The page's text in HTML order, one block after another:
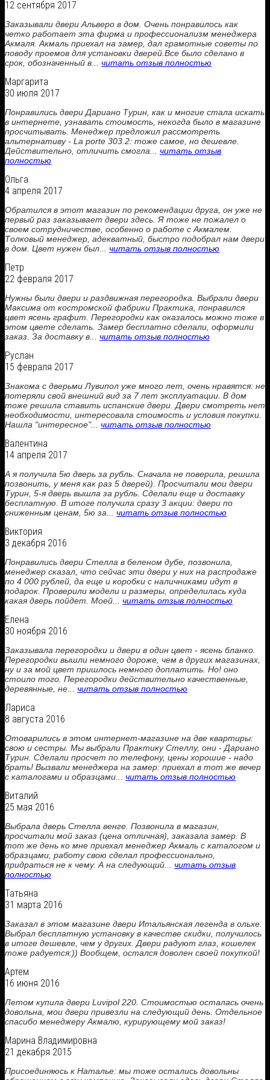
12 сентября 2017
Заказывали двери Альверо в дом. Очень понравилось как
четко работает эта фирма и профессионализм менеджера
Акмаля. Акмаль приехал на замер, дал грамотные советы по
поводу проемов для установки дверей.Все было сделано в
срок, обозначенный в... читать отзыв полностью
Маргарита
30 июля 2017
Понравились двери Дариано Турин, как и многие стала искать
в интернете, узнавать стоимость, некогда было в магазине
просчитывать. Менеджер предложил рассмотреть
альтернативу - La porte 303.2: тоже самое, но дешевле.
Действительно, отличить смогла... читать отзыв
полностью
Ольга
4 апреля 2017
Обратился в этот магазин по рекомендации друга, он уже не
первый раз заказывает двери здесь. Я тоже не пожалел о
своем сотрудничестве, особенно о работе с Акмалем.
Толковый менеджер, адекватный, быстро подобрал нам двери
в дом. Цвет нужен был... читать отзыв полностью
Петр
22 февраля 2017
Нужны были двери и раздвижная перегородка. Выбрали двери
Максима от костромской фабрики Практика, понравился
цвет ясень графит. Перегородки как оказалось можно тоже в
этом цвете сделать. Замер бесплатно сделали, оформили
заказ. За доставку в... читать отзыв полностью
Руслан
15 февраля 2017
Знакома с дверьми Лувипол уже много лет, очень нравятся: не
потеряли свой внешний вид за 7 лет эксплуатации. В дом
тоже решила ставить испанские двери. Двери смотреть нет
необходимости, интересовала стоимость и условия покупки.
Нашла "интересное"... читать отзыв полностью
Валентина
14 апреля 2017
А я получила 5ю дверь за рубль. Сначала не поверила, решила
позвонить, у меня как раз 5 дверей). Просчитали мои двери
Турин, 5-я дверь вышла за рубль. Сделали еще и доставку
бесплатную. В итоге получила сразу 3 акции: двери по
сниженным ценам, 5ю за... читать отзыв полностью
Виктория
3 декабря 2016
Понравились двери Стелла в беленом дубе, позвонила,
менеджер сказал, что сейчас эти двери у них на распродаже
по 4 000 рублей, да еще и коробки с наличниками идут в
подарок. Проверили модели и размеры, определилась куда
какая дверь пойдет. Моей... читать отзыв полностью
Елена
30 ноября 2016
Заказывала перегородки и двери в один цвет - ясень бланко.
Перегородки вышли немного дороже, чем в других магазинах,
ну и за мой цвет пришлось немного доплатить. Но! оно
стоило того. Перегородки действительно качественные,
деревянные, не... читать отзыв полностью
Лариса
8 августа 2016
Отоварились в этом интернет-магазине на две квартиры:
свою и сестры. Мы выбрали Практику Стеллу, они - Дариано
Турин. Сделали просчет по телефону, цены хорошие - надо
брать! Вызвали менеджера на замер: приехал в тот же вечер
с каталогами и образцами... читать отзыв полностью
Виталий
25 мая 2016
Выбрала дверь Стелла венге. Позвонила в магазин,
просчитали мой заказ (цена отличная), заказала замер. В
тот же день ко мне приехал менеджер Акмаль с каталогом и
образцами, работу свою сделал профессионально,
придраться не к чему. А на следующий... читать отзыв
полностью
Татьяна
31 марта 2016
Заказал в этом магазине двери Итальянская легенда в ольхе.
Выбрал бесплатную установку в качестве скидки, получилось
в итоге дешевле, чем у других. Двери радуют глаз, кошелек
тоже радуется:)) Вообщем, остался доволен своей покупкой!
Артем
16 июня 2016
Летом купила двери Luvipol 220. Стоимостью осталась очень
довольна, мои двери привезли на следующий день. Отдельное
спасибо менеджеру Акмалю, курирующему мой заказ!
Марина Владимировна
21 декабря 2015
Присоединяюсь к Наталье: мы тоже остались довольны